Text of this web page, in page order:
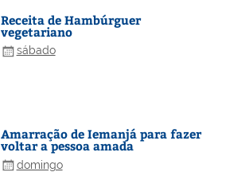
Receita de Hambúrguer
vegetariano
sábado
Amarração de Iemanjá para fazer
voltar a pessoa amada
domingo